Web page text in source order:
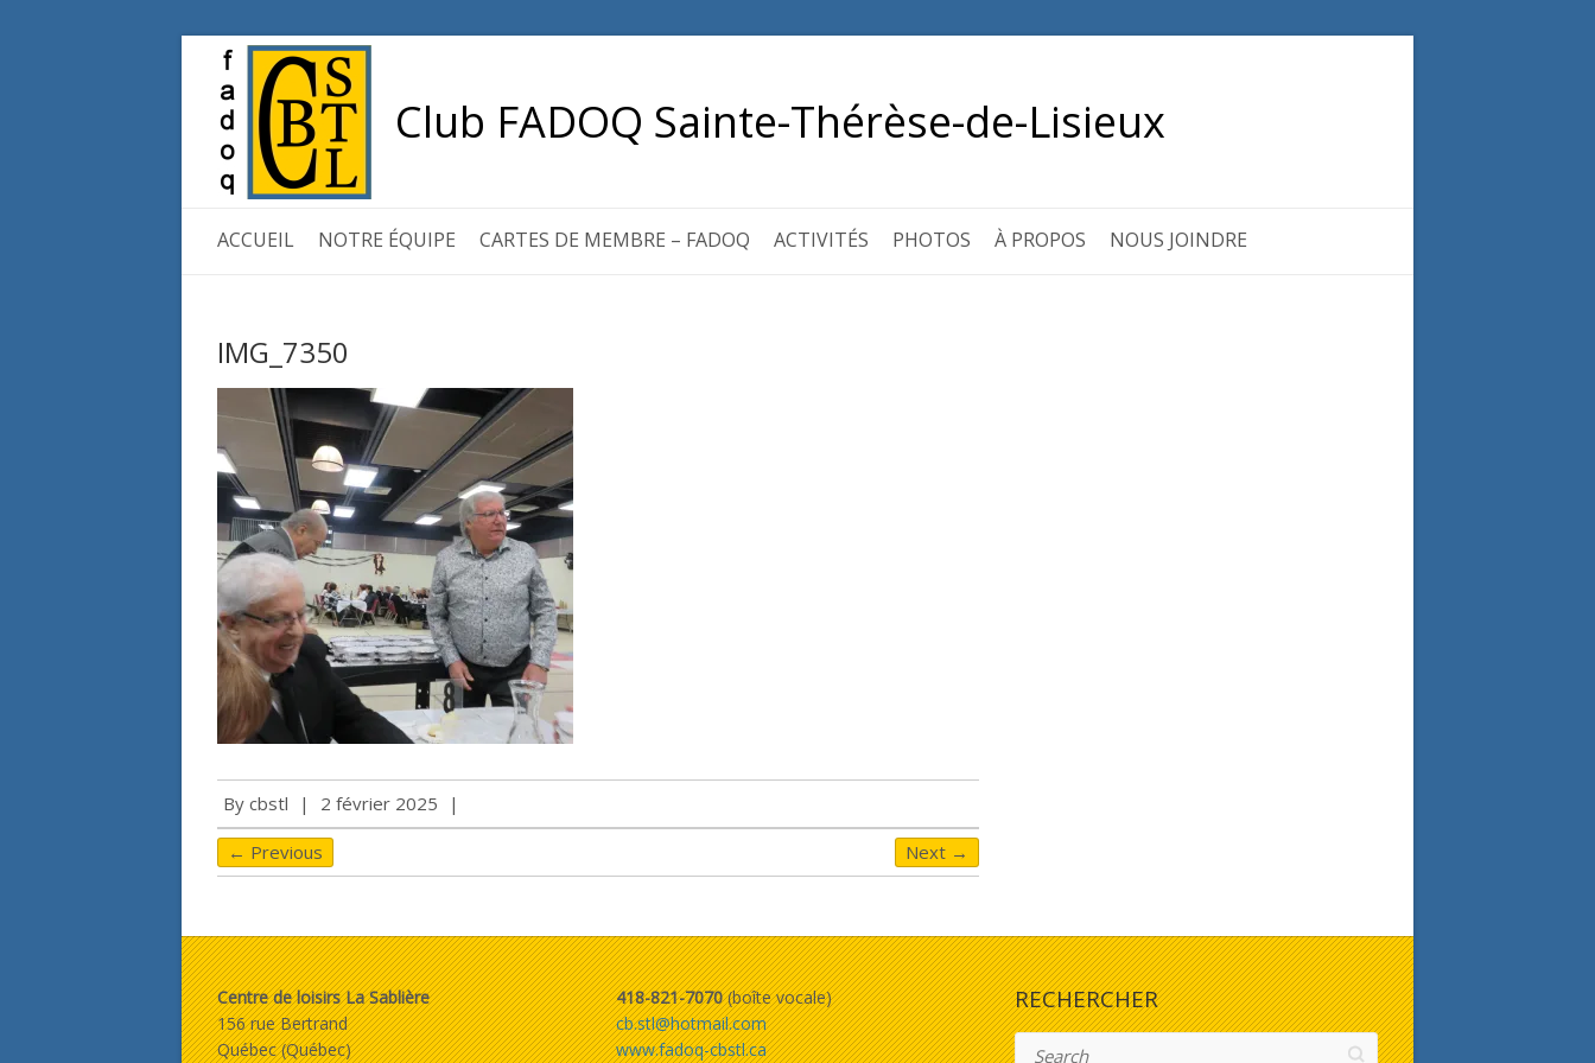
Club FADOQ Sainte-Thérèse-de-Lisieux
ACCUEIL NOTRE ÉQUIPE CARTES DE MEMBRE – FADOQ ACTIVITÉS PHOTOS À PROPOS NOUS JOINDRE
IMG_7350
By cbstl | 2 février 2025 |
← Previous Next →
Centre de loisirs La Sablière
156 rue Bertrand
Québec (Québec)
418-821-7070(boîte vocale)
cb.stl@hotmail.com
www.fadoq-cbstl.ca
RECHERCHER
Search